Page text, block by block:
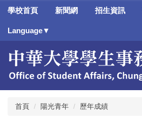
跳
主
容
區
學校首頁 新聞網 招生資訊
Language▼
首頁 陽光青年 歷年成績